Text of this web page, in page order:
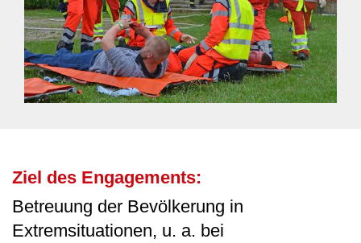
Ziel des Engagements:
Betreuung der Bevölkerung in
Extremsituationen, u. a. bei